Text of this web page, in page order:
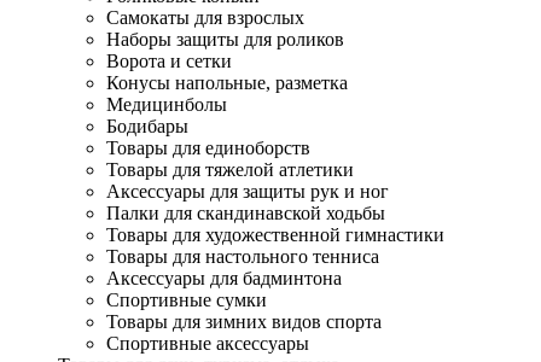
Самокаты для взрослых
Наборы защиты для роликов
Ворота и сетки
Конусы напольные, разметка
Медицинболы
Бодибары
Товары для единоборств
Товары для тяжелой атлетики
Аксессуары для защиты рук и ног
Палки для скандинавской ходьбы
Товары для художественной гимнастики
Товары для настольного тенниса
Аксессуары для бадминтона
Спортивные сумки
Товары для зимних видов спорта
Спортивные аксессуары